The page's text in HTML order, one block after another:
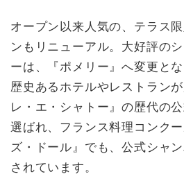
オープン以来人気の、テラス
ンもリニューアル。大好評の
ーは、『ポメリー』へ変更と
歴史あるホテルやレストラン
レ・エ・シャトー』の歴代の
選ばれ、フランス料理コンク
ズ・ドール』でも、公式シャ
されています。